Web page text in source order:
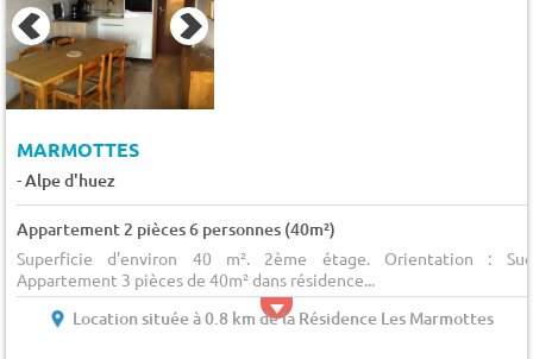
MARMOTTES
-Alpe d'huez
Appartement 2 pièces 6 personnes (40m²)
Superficie d'environ 40 m². 2ème étage. Orientation :
Appartement 3 pièces de 40m² dans résidence...
Location située à 0.8 km de la Résidence Les Marmottes